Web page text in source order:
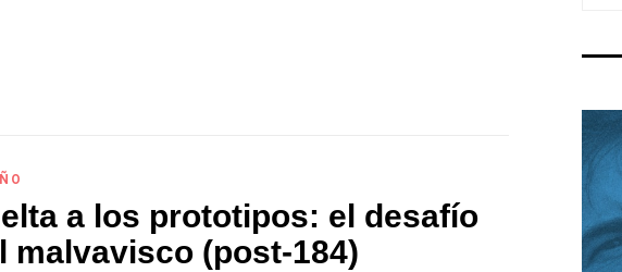
a los prototipos: el desafío
malvavisco (post-184)